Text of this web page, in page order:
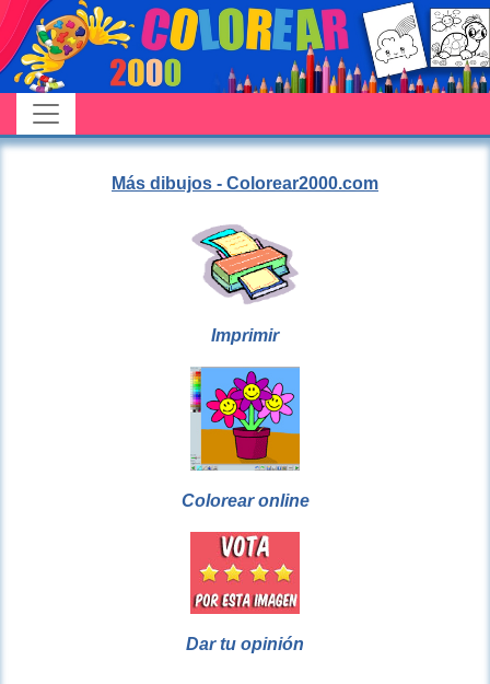
Más dibujos - Colorear2000.com
Imprimir
Colorear online
Dar tu opinión